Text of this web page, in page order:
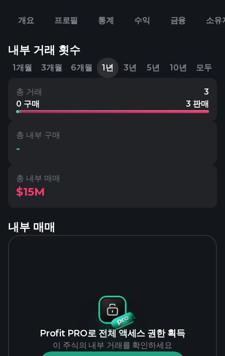
개요 프로필 통계 수익 금융 소유
내부 거래 횟수
1개월 3개월 6개월 1년 3년 5년 10년 모두
총 거래
3
0 구매
3 판매
총 내부 구매
-
총 내부 매매
$15M
내부 매매
Profit PRO로 전체 액세스 권한 획득
이 주식의 내부 거래를 확인하세요